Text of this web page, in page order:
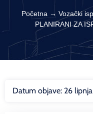
Početna → Vozački
PLANIRANI ZA
Datum objave: 26